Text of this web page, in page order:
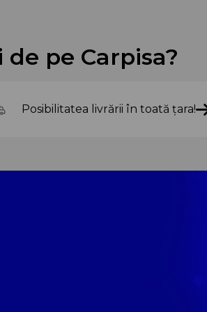
pe Carpisa?
Posibilitatea livrării în toată țara!